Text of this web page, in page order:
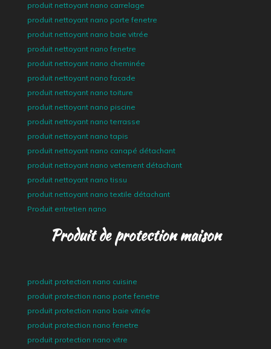
produit nettoyant nano carrelage
produit nettoyant nano porte fenetre
produit nettoyant nano baie vitrée
produit nettoyant nano fenetre
produit nettoyant nano cheminée
produit nettoyant nano facade
produit nettoyant nano toiture
produit nettoyant nano piscine
produit nettoyant nano terrasse
produit nettoyant nano tapis
produit nettoyant nano canapé détachant
produit nettoyant nano vetement détachant
produit nettoyant nano tissu
produit nettoyant nano textile détachant
Produit entretien nano
Produit de protection maison
produit protection nano cuisine
produit protection nano porte fenetre
produit protection nano baie vitrée
produit protection nano fenetre
produit protection nano vitre